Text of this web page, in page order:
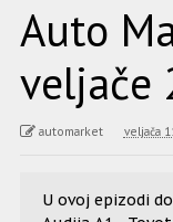
Auto
veljače
automarket veljača
U ovoj epizodi